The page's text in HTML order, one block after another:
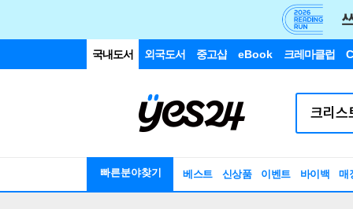
국내도서 외국도서 중고샵 eBook 크레마클럽
빠른분야찾기 베스트 신상품 이벤트 바이백 매